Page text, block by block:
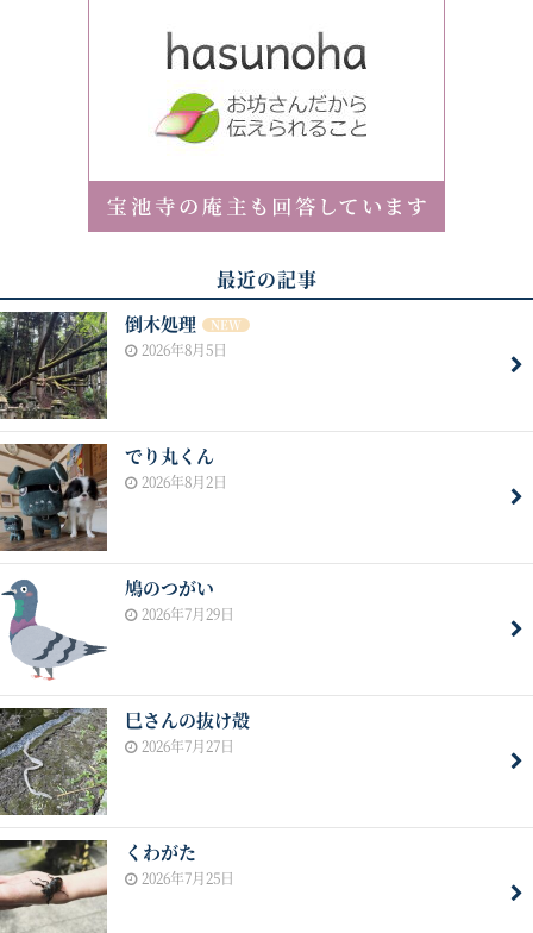
最近の記事
倒木処理 NEW
2026年8月5日
でり丸くん
2026年8月2日
鳩のつがい
2026年7月29日
巳さんの抜け殻
2026年7月27日
くわがた
2026年7月25日